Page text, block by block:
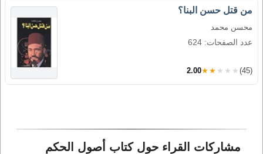
من قتل حسن البنا؟
محسن محمد
عدد الصفحات: 624
2.00★★★★★ (45)
مشاركات القراء حول كتاب أصول الحكم